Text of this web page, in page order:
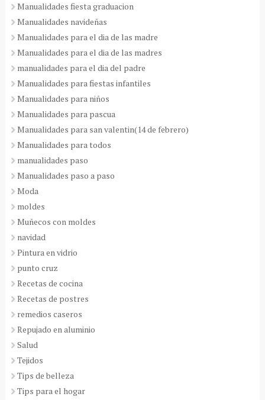
Manualidades fiesta graduacion
Manualidades navideñas
Manualidades para el dia de las madre
Manualidades para el dia de las madres
manualidades para el dia del padre
Manualidades para fiestas infantiles
Manualidades para niños
Manualidades para pascua
Manualidades para san valentin(14 de febrero)
Manualidades para todos
manualidades paso
Manualidades paso a paso
Moda
moldes
Muñecos con moldes
navidad
Pintura en vidrio
punto cruz
Recetas de cocina
Recetas de postres
remedios caseros
Repujado en aluminio
Salud
Tejidos
Tips de belleza
Tips para el hogar